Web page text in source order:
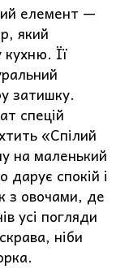
елемент —
який
Її
затишку.
спецій
«Спілий
на маленький
спокій і
з овочами, де
усі погляди
ніби